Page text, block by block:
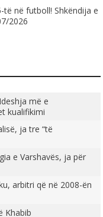
në futboll! Shkëndija e
2026
më e
kualifikimi
ja tre “të
e Varshavës, ja për
arbitri që në 2008-ën
Khabib